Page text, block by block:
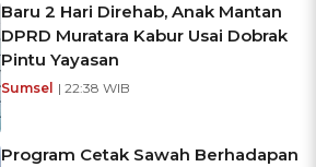
Baru 2 Hari Direhab, Anak Mantan
DPRD Muratara Kabur Usai Dobrak
Pintu Yayasan
Sumsel | 22:38 WIB
Program Cetak Sawah Berhadapan